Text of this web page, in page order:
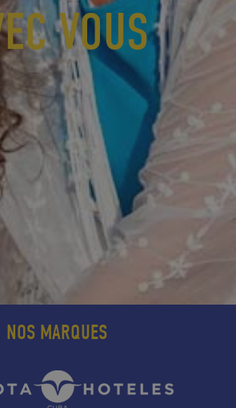
VOUS
NOS MARQUES